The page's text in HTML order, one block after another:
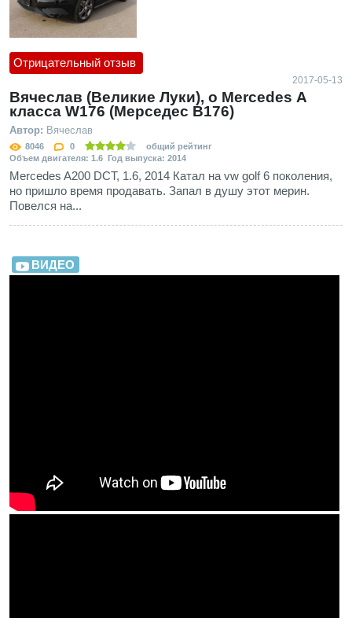
Отрицательный отзыв
2017-05-13
Вячеслав (Великие Луки), о Mercedes А
класса W176 (Мерседес В176)
Автор: Вячеслав
8046 0
общий рейтинг
Объем двигателя: 1.6 Год выпуска: 2014
Mercedes A200 DCT, 1.6, 2014 Катал на vw golf 6 поколения,
но пришло время продавать. Запал в душу этот мерин.
Повелся на...
ВИДЕО